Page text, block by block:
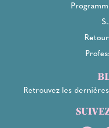
Retrouvez les